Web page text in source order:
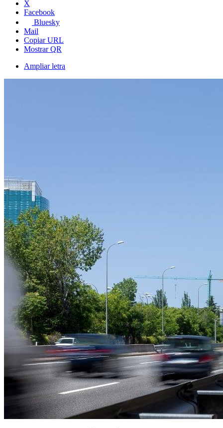
X
Facebook
Bluesky
Mail
Copiar URL
Mostrar QR
Ampliar letra